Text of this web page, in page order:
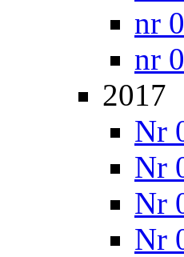
nr
nr
2017
Nr
Nr
Nr
Nr